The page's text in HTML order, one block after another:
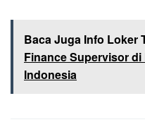
Baca Juga Info Loker
Finance Supervisor di
Indonesia